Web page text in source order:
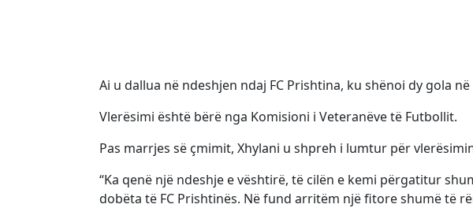
Ai u dallua në ndeshjen ndaj FC Prishtina, ku shënoi dy gola
Vlerësimi është bërë nga Komisioni i Veteranëve të Futbollit.
Pas marrjes së çmimit, Xhylani u shpreh i lumtur për
“Ka qenë një ndeshje e vështirë, të cilën e kemi përgatitur
dobëta të FC Prishtinës. Në fund arritëm një fitore shumë të